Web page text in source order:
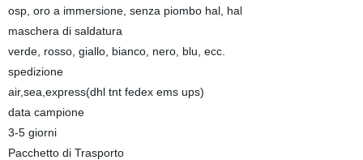
osp, oro a immersione, senza piombo hal, hal
maschera di saldatura
verde, rosso, giallo, bianco, nero, blu, ecc.
spedizione
air,sea,express(dhl tnt fedex ems ups)
data campione
3-5 giorni
Pacchetto di Trasporto